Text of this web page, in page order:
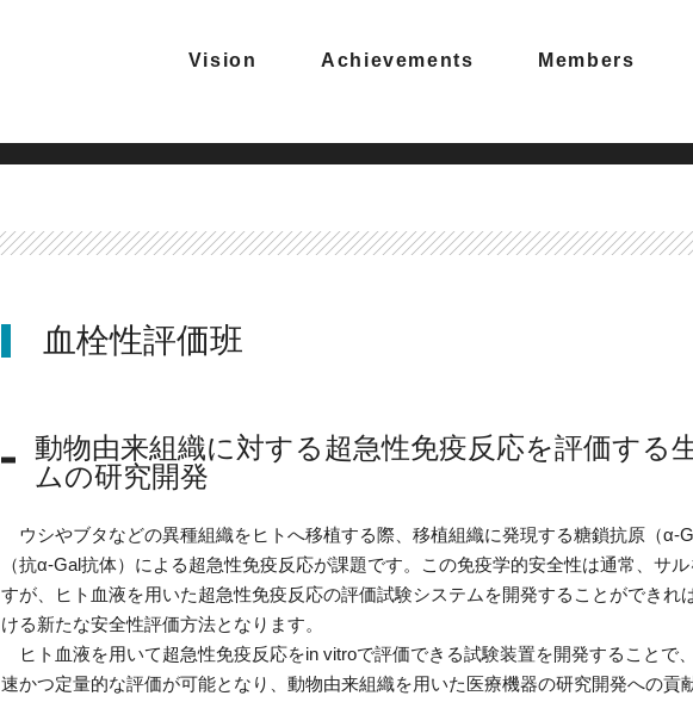
Vision Achievements Members
血栓性評価班
動物由来組織に対する超急性免疫反応を評価する
ムの研究開発
ウシやブタなどの異種組織をヒトへ移植する際、移植組織に発現する糖鎖抗原（α-
（抗α-Gal抗体）による超急性免疫反応が課題です。この免疫学的安全性は通常、サ
すが、ヒト血液を用いた超急性免疫反応の評価試験システムを開発することができれ
ける新たな安全性評価方法となります。
ヒト血液を用いて超急性免疫反応をin vitroで評価できる試験装置を開発することで
速かつ定量的な評価が可能となり、動物由来組織を用いた医療機器の研究開発への貢